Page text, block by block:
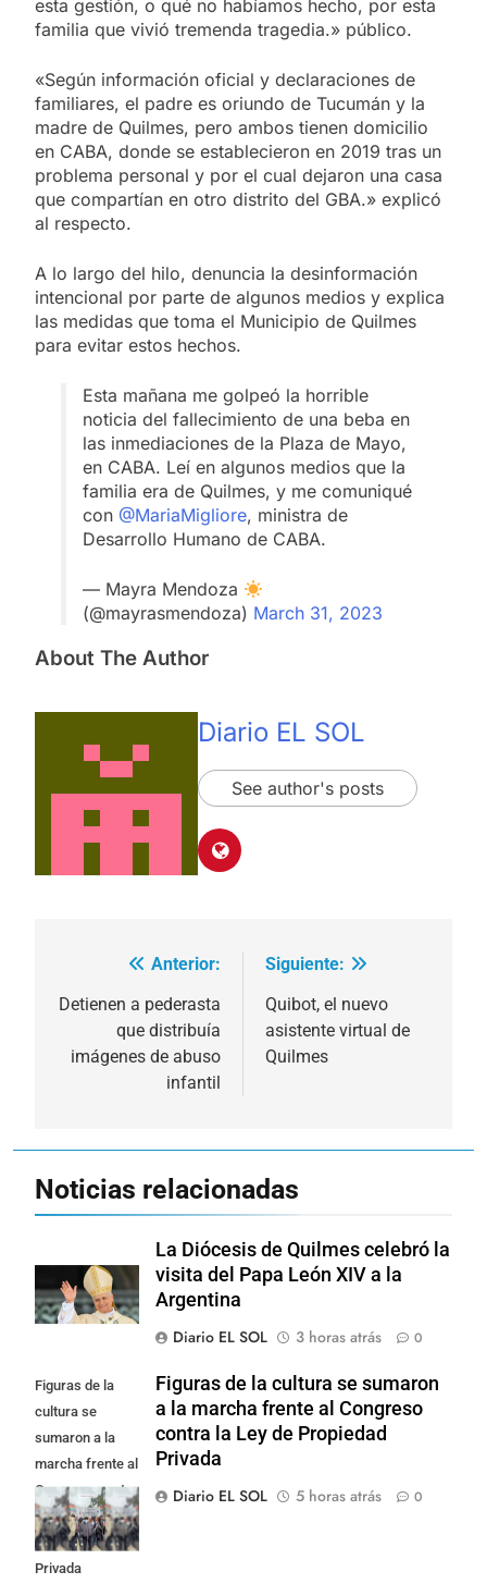
esta gestión, o qué no habíamos hecho, por esta
familia que vivió tremenda tragedia.» público.
«Según información oficial y declaraciones de
familiares, el padre es oriundo de Tucumán y la
madre de Quilmes, pero ambos tienen domicilio
en CABA, donde se establecieron en 2019 tras un
problema personal y por el cual dejaron una casa
que compartían en otro distrito del GBA.» explicó
al respecto.
A lo largo del hilo, denuncia la desinformación
intencional por parte de algunos medios y explica
las medidas que toma el Municipio de Quilmes
para evitar estos hechos.
Esta mañana me golpeó la horrible
noticia del fallecimiento de una beba en
las inmediaciones de la Plaza de Mayo,
en CABA. Leí en algunos medios que la
familia era de Quilmes, y me comuniqué
con @MariaMigliore, ministra de
Desarrollo Humano de CABA.
— Mayra Mendoza
(@mayrasmendoza) March 31, 2023
About The Author
Diario EL SOL
See author's posts
Navegación
de
entradas
Anterior:
Detienen a pederasta
que distribuía
imágenes de abuso
infantil
Siguiente:
Quibot, el nuevo
asistente virtual de
Quilmes
Noticias relacionadas
La Diócesis de Quilmes celebró la
visita del Papa León XIV a la
Argentina
Diario EL SOL
3 horas atrás 0
Figuras de la
cultura se
sumaron a la
marcha frente al
Congreso contra
la Ley de
Propiedad
Privada
Figuras de la cultura se sumaron
a la marcha frente al Congreso
contra la Ley de Propiedad
Privada
Diario EL SOL
5 horas atrás 0